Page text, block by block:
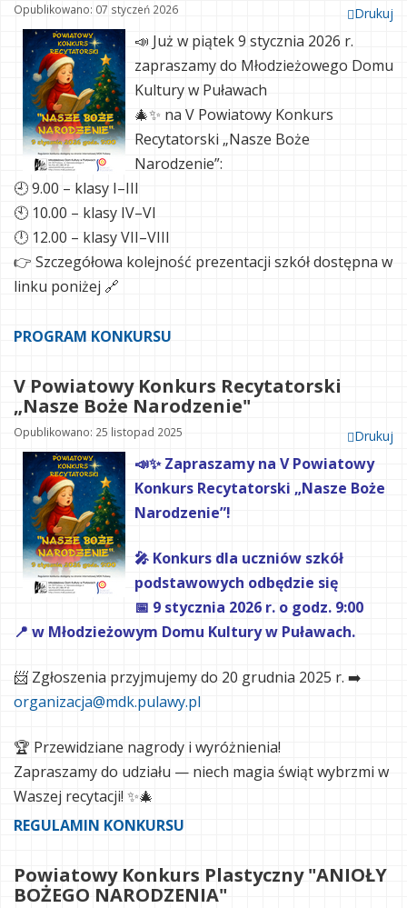
Drukuj
Opublikowano: 07 styczeń 2026
📣 Już w piątek9 stycznia 2026 r.
zapraszamy do Młodzieżowego Domu
Kultury w Puławach
🎄✨ na V Powiatowy Konkurs
Recytatorski „Nasze Boże
Narodzenie”:
🕘 9.00 – klasy I–III
🕙 10.00 – klasy IV–VI
🕛 12.00 – klasy VII–VIII
👉 Szczegółowa kolejność prezentacji szkół dostępna w
linku poniżej 🔗
PROGRAM KONKURSU
V Powiatowy Konkurs Recytatorski
„Nasze Boże Narodzenie"
Drukuj
Opublikowano: 25 listopad 2025
📣✨ Zapraszamy na V Powiatowy
Konkurs Recytatorski „Nasze Boże
Narodzenie”!
🎤 Konkurs dla uczniów szkół
podstawowych odbędzie się
📅 9 stycznia 2026 r. o godz. 9:00
📍 w Młodzieżowym Domu Kultury w Puławach.
📨 Zgłoszenia przyjmujemy do 20 grudnia 2025 r. ➡️
organizacja@mdk.pulawy.pl
🏆 Przewidziane nagrody i wyróżnienia!
Zapraszamy do udziału — niech magia świąt wybrzmi w
Waszej recytacji! ✨🎄
REGULAMIN KONKURSU
Powiatowy Konkurs Plastyczny "ANIOŁY
BOŻEGO NARODZENIA"